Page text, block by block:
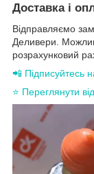
Доставка і
Відправляємо
Деливери.
розрахунковий
📲 Підписуйтесь
⭐ Переглянути